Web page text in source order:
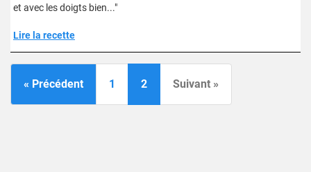
et avec les doigts bien..."
Lire la recette
« Précédent 1 2 Suivant »